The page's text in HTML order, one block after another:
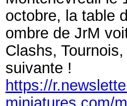
octobre, la table
ombre de JrM
Clashs,
suivante !
https://
miniatures.com/